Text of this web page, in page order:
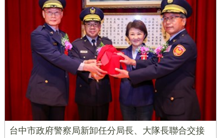
台中市政府警察局新卸任分局長、大隊長聯合交接